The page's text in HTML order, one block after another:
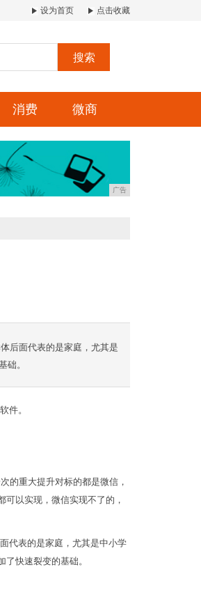
设为首页 点击收藏
搜索
消费 微商
广告
后面代表的是家庭，尤其是
础。
件。
的重大提升对标的都是微信，
以实现，微信实现不了的，
代表的是家庭，尤其是中小学
快速裂变的基础。